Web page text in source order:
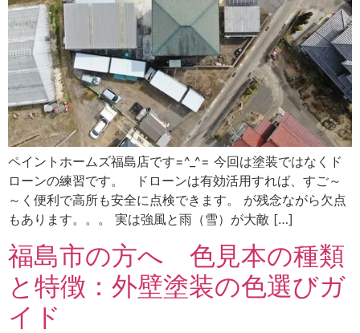
ペイントホームズ福島店です=^_^= 今回は塗装ではなくド
ローンの練習です。 ドローンは有効活用すれば、すご～
～く便利で高所も安全に点検できます。 が残念ながら欠点
もあります。。。 実は強風と雨（雪）が大敵 […]
福島市の方へ 色見本の種類
と特徴：外壁塗装の色選びガ
イド